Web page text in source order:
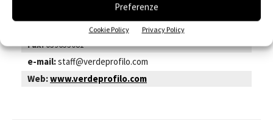
Preferenze
Cookie Policy Privacy Policy
039653081
Fax:039653081
e-mail:staff@verdeprofilo.com
Web:www.verdeprofilo.com